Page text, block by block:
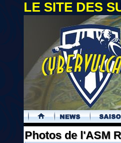
LE SITE DES
.
Photos de l'ASM